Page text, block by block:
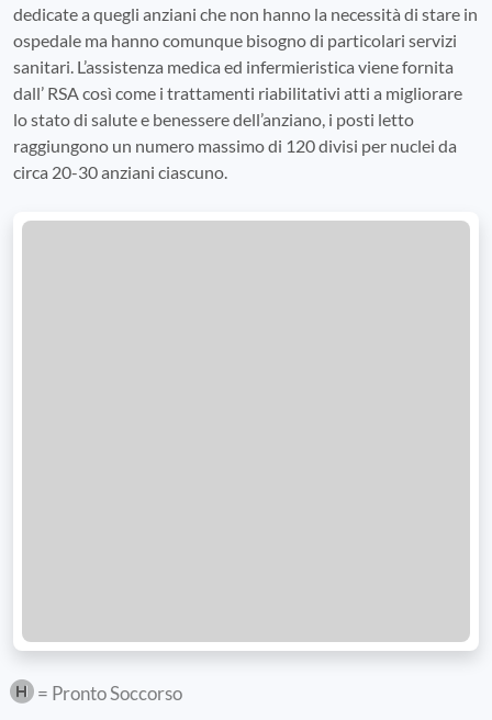
dedicate a quegli anziani che non hanno la necessità di stare in
ospedale ma hanno comunque bisogno di particolari servizi
sanitari. L’assistenza medica ed infermieristica viene fornita
dall’ RSA così come i trattamenti riabilitativi atti a migliorare
lo stato di salute e benessere dell’anziano, i posti letto
raggiungono un numero massimo di 120 divisi per nuclei da
circa 20-30 anziani ciascuno.
= Pronto Soccorso